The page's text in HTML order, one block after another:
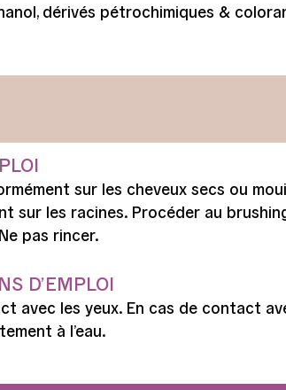
dérivés pétrochimiques &
sur les cheveux secs ou
sur les racines. Procéder au
pas rincer.
D’EMPLOI
avec les yeux. En cas de contact
à l’eau.